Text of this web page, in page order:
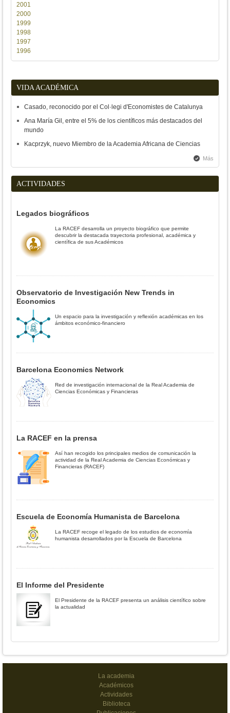
2001
2000
1999
1998
1997
1996
VIDA ACADÉMICA
Casado, reconocido por el Col·legi d'Economistes de Catalunya
Ana María Gil, entre el 5% de los científicos más destacados del
mundo
Kacprzyk, nuevo Miembro de la Academia Africana de Ciencias
Más
ACTIVIDADES
Legados biográficos
La RACEF desarrolla un proyecto biográfico que permite
descubrir la destacada trayectoria profesional, académica y
científica de sus Académicos
Observatorio de Investigación New Trends in
Economics
Un espacio para la investigación y reflexión académicas en los
ámbitos económico-financiero
Barcelona Economics Network
Red de investigación internacional de la Real Academia de
Ciencias Económicas y Financieras
La RACEF en la prensa
Así han recogido los principales medios de comunicación la
actividad de la Real Academia de Ciencias Económicas y
Financieras (RACEF)
Escuela de Economía Humanista de Barcelona
La RACEF recoge el legado de los estudios de economía
humanista desarrollados por la Escuela de Barcelona
El Informe del Presidente
El Presidente de la RACEF presenta un análisis científico sobre
la actualidad
La academia
Académicos
Actividades
Biblioteca